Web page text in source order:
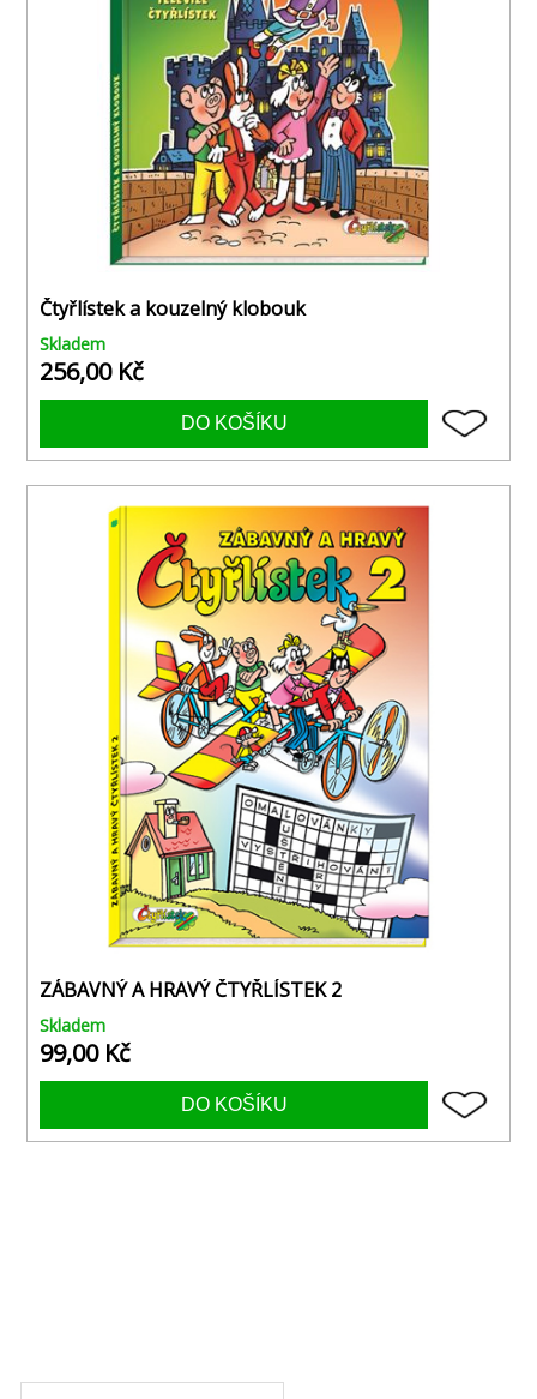
Čtyřlístek a kouzelný klobouk
Skladem
256,00 Kč
ZÁBAVNÝ A HRAVÝ ČTYŘLÍSTEK 2
Skladem
99,00 Kč